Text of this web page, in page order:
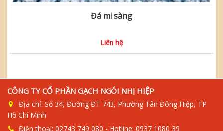
Đá mi sàng
Liên hệ
CÔNG TY CỔ PHẦN GẠCH NGÓI NHỊ HIỆP
Địa chỉ: Số 34, Đường ĐT 743, Phường Tân Đông Hiệp, TP
Hồ Chí Minh
Điện thoại: 02743 749 080 - Hotline: 0937 1080 39